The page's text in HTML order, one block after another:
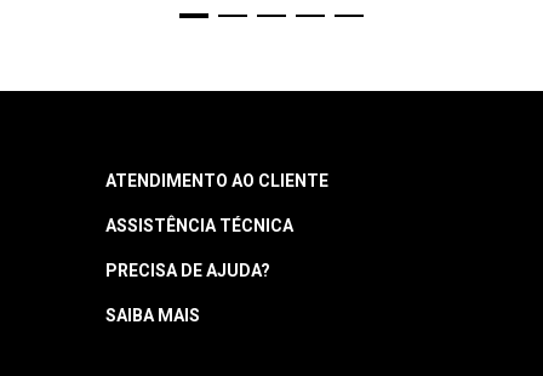
ATENDIMENTO AO CLIENTE
Central de Atendimento
Sexta: 8h às 17h
Horário sujeito a alteração
ASSISTÊNCIA TÉCNICA
Garantia
Manuais
PRECISA DE AJUDA?
Como Navegar
SAIBA MAIS